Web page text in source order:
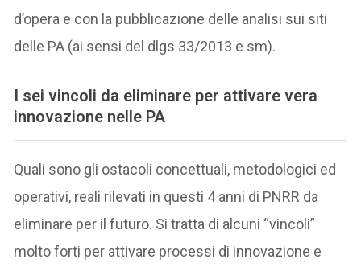
d’opera e con la pubblicazione delle analisi sui siti
delle PA (ai sensi del dlgs 33/2013 e sm).
I sei vincoli da eliminare per attivare vera
innovazione nelle PA
Quali sono gli ostacoli concettuali, metodologici ed
operativi, reali rilevati in questi 4 anni di PNRR da
eliminare per il futuro. Si tratta di alcuni “vincoli”
molto forti per attivare processi di innovazione e